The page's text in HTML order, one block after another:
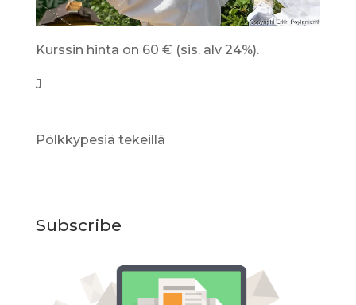
Kurssin hinta on 60 € (sis. alv 24%).
J
Pölkkypesiä tekeillä
Subscribe